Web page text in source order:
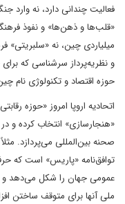
فعالیت چندانی دارد، نه
«قلب‌ها و ذهن‌ها» و نفوذ
میلیاردی چین، نه «سلبریتی»
و نظریه‌پرداز سرشناسی که
حوزه اقتصاد و تکنولوژی نام
اتحادیه اروپا امروز «حوزه
«هنجارسازی» انتخاب کرده و
صحنه بین‌المللی می‌پردازد.
توافق‌نامه «پاریس» است که
ملی آنها برای متوقف ساختن